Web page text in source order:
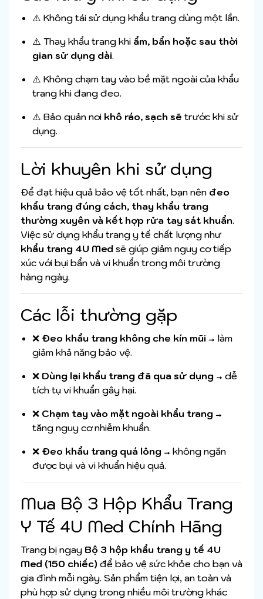
⚠️ Không tái sử dụng khẩu trang dùng một lần.
⚠️ Thay khẩu trang khi ẩm, bẩn hoặc sau thời
gian sử dụng dài.
⚠️ Không chạm tay vào bề mặt ngoài của khẩu
trang khi đang đeo.
⚠️ Bảo quản nơi khô ráo, sạch sẽ trước khi sử
dụng.
Lời khuyên khi sử dụng
Để đạt hiệu quả bảo vệ tốt nhất, bạn nên đeo
khẩu trang đúng cách, thay khẩu trang
thường xuyên và kết hợp rửa tay sát khuẩn.
Việc sử dụng khẩu trang y tế chất lượng như
khẩu trang 4U Med sẽ giúp giảm nguy cơ tiếp
xúc với bụi bẩn và vi khuẩn trong môi trường
hàng ngày.
Các lỗi thường gặp
❌ Đeo khẩu trang không che kín mũi → làm
giảm khả năng bảo vệ.
❌ Dùng lại khẩu trang đã qua sử dụng → dễ
tích tụ vi khuẩn gây hại.
❌ Chạm tay vào mặt ngoài khẩu trang →
tăng nguy cơ nhiễm khuẩn.
❌ Đeo khẩu trang quá lỏng → không ngăn
được bụi và vi khuẩn hiệu quả.
Mua Bộ 3 Hộp Khẩu Trang
Y Tế 4U Med Chính Hãng
Trang bị ngay Bộ 3 hộp khẩu trang y tế 4U
Med (150 chiếc) để bảo vệ sức khỏe cho bạn và
gia đình mỗi ngày. Sản phẩm tiện lợi, an toàn và
phù hợp sử dụng trong nhiều môi trường khác